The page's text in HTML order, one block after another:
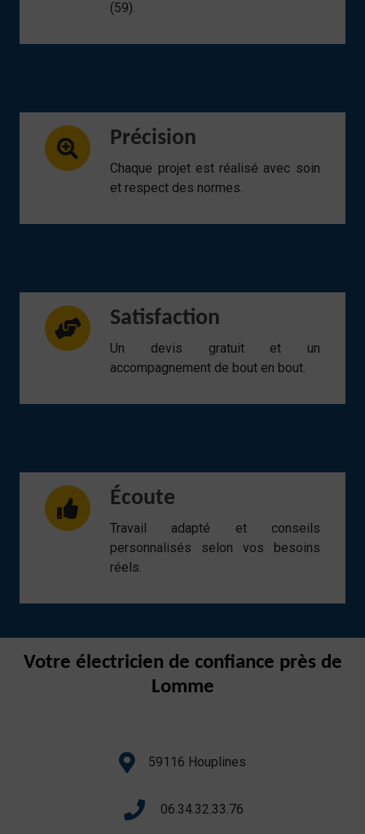
(59).
Précision
Chaque projet est réalisé avec soin
et respect des normes.
Satisfaction
Un devis gratuit et un
accompagnement de bout en bout.
Écoute
Travail adapté et conseils
personnalisés selon vos besoins
réels.
Votre électricien de confiance près de
Lomme
59116 Houplines
06.34.32.33.76